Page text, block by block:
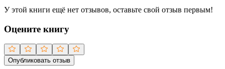
У этой книги ещё нет отзывов, оставьте свой отзыв первым!
Оцените книгу
Опубликовать отзыв